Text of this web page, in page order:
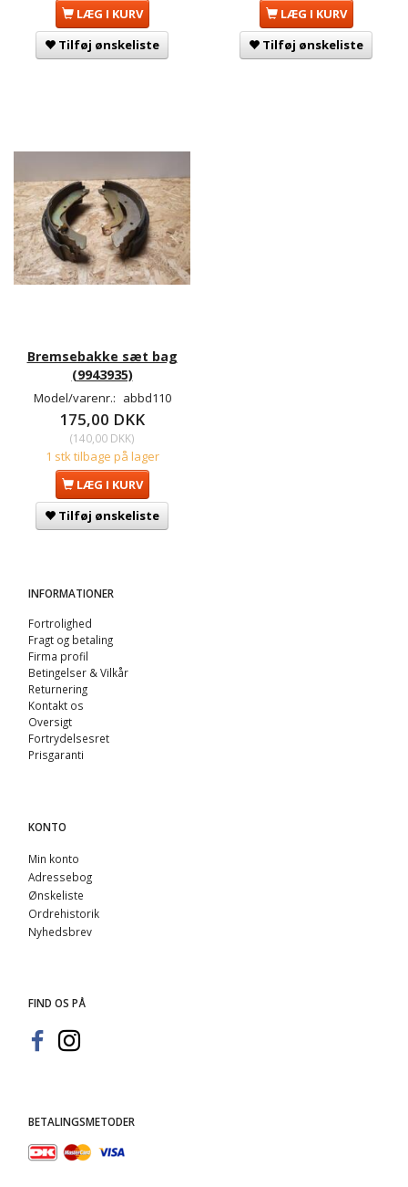
LÆG I KURV
Tilføj ønskeliste
LÆG I KURV
Tilføj ønskeliste
Bremsebakke sæt bag
(9943935)
Model/varenr.: abbd110
175,00 DKK
(140,00 DKK)
1 stk tilbage på lager
LÆG I KURV
Tilføj ønskeliste
INFORMATIONER
Fortrolighed
Fragt og betaling
Firma profil
Betingelser & Vilkår
Returnering
Kontakt os
Oversigt
Fortrydelsesret
Prisgaranti
KONTO
Min konto
Adressebog
Ønskeliste
Ordrehistorik
Nyhedsbrev
FIND OS PÅ
BETALINGSMETODER